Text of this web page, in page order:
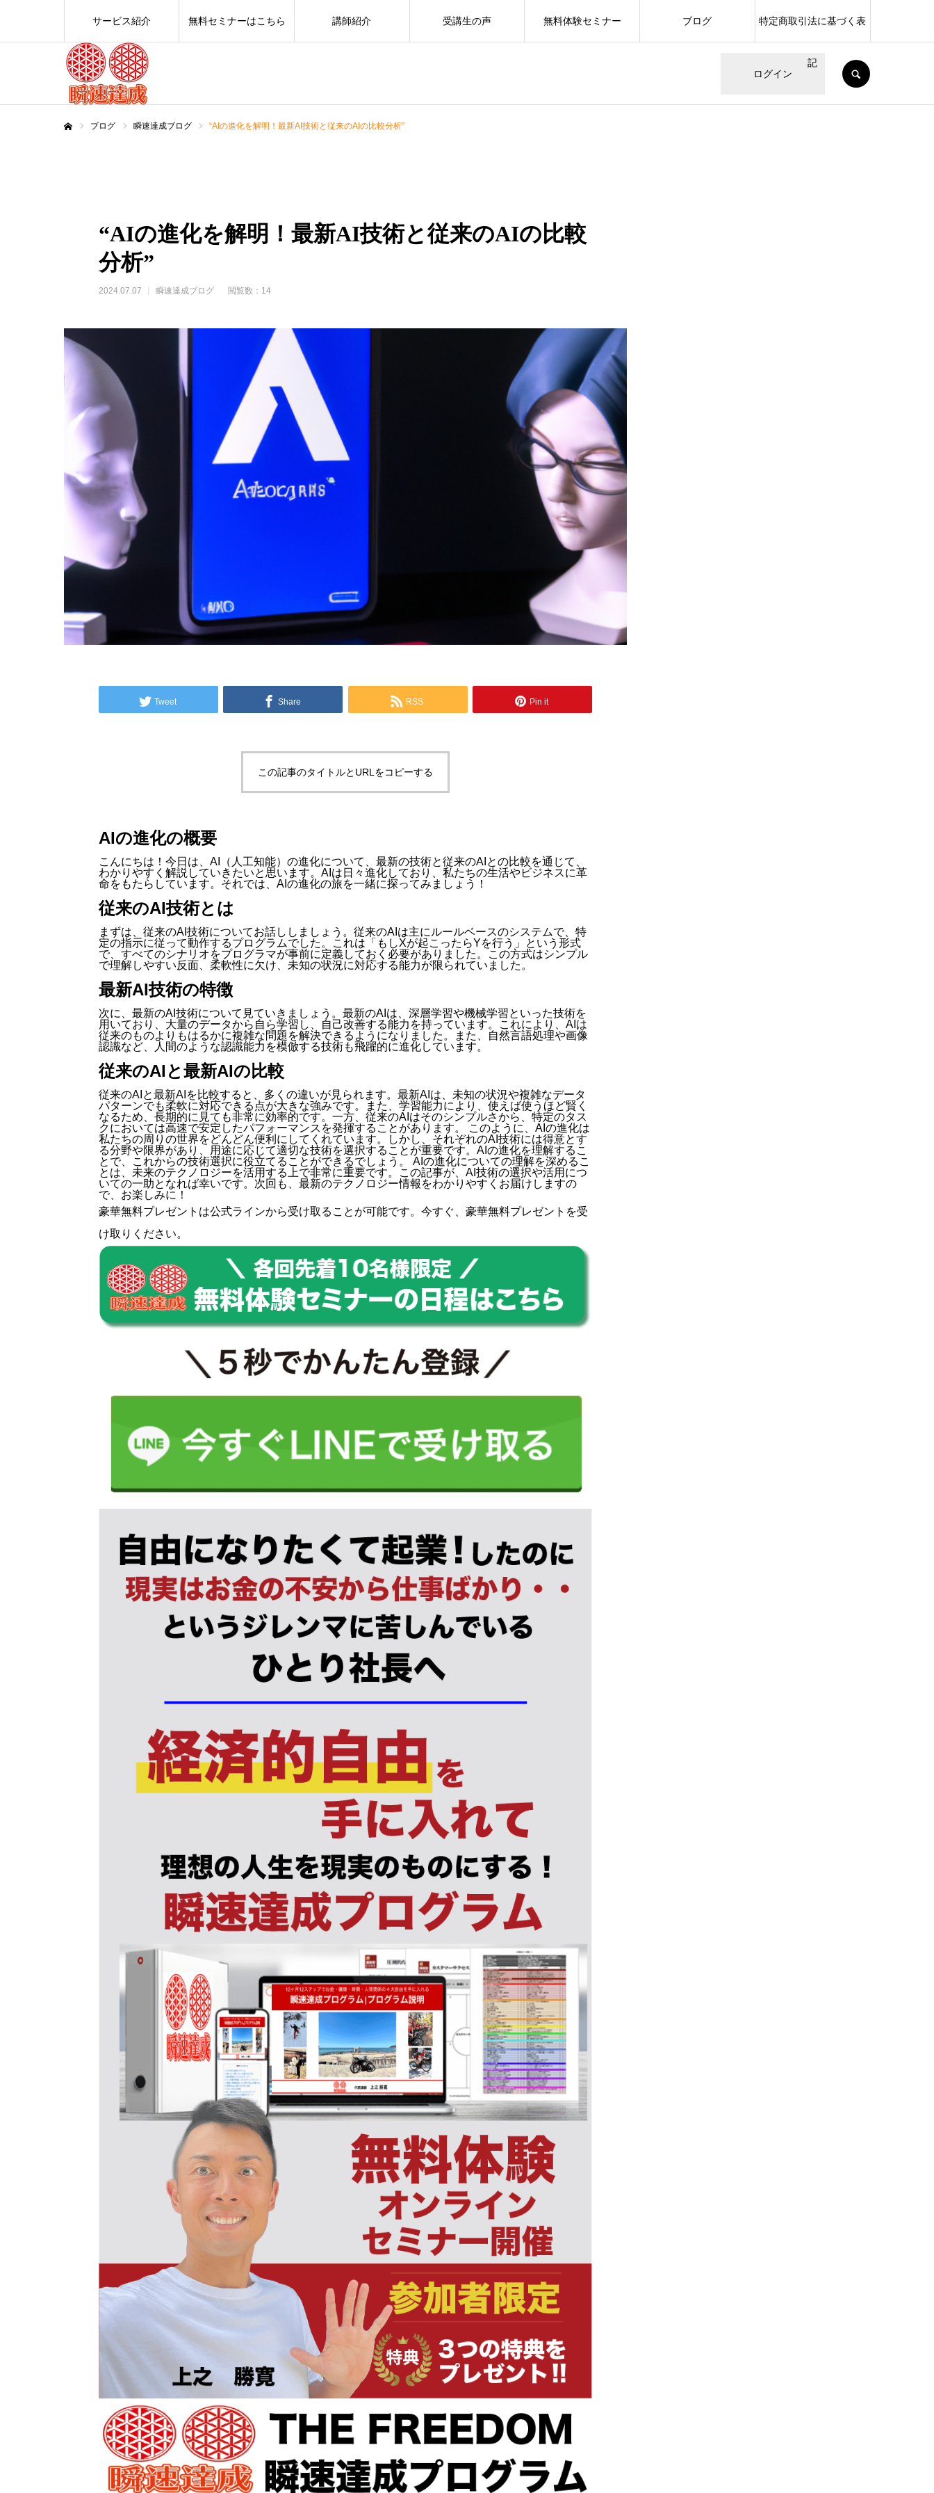
ログイン
サービス紹介 無料セミナーはこちら 講師紹介 受講生の声 無料体験セミナー ブログ 特定商取引法に基づく表
記
ブログ 瞬速達成ブログ “AIの進化を解明！最新AI技術と従来のAIの比較分析”
“AIの進化を解明！最新AI技術と従来のAIの比較
分析”
2024.07.07 瞬速達成ブログ 閲覧数：14
Tweet Share RSS Pin it
この記事のタイトルとURLをコピーする
AIの進化の概要
こんにちは！今日は、AI（人工知能）の進化について、最新の技術と従来のAIとの比較を通じて、
わかりやすく解説していきたいと思います。AIは日々進化しており、私たちの生活やビジネスに革
命をもたらしています。それでは、AIの進化の旅を一緒に探ってみましょう！
従来のAI技術とは
まずは、従来のAI技術についてお話ししましょう。従来のAIは主にルールベースのシステムで、特
定の指示に従って動作するプログラムでした。これは「もしXが起こったらYを行う」という形式
で、すべてのシナリオをプログラマが事前に定義しておく必要がありました。この方式はシンプル
で理解しやすい反面、柔軟性に欠け、未知の状況に対応する能力が限られていました。
最新AI技術の特徴
次に、最新のAI技術について見ていきましょう。最新のAIは、深層学習や機械学習といった技術を
用いており、大量のデータから自ら学習し、自己改善する能力を持っています。これにより、AIは
従来のものよりもはるかに複雑な問題を解決できるようになりました。また、自然言語処理や画像
認識など、人間のような認識能力を模倣する技術も飛躍的に進化しています。
従来のAIと最新AIの比較
従来のAIと最新AIを比較すると、多くの違いが見られます。最新AIは、未知の状況や複雑なデータ
パターンでも柔軟に対応できる点が大きな強みです。また、学習能力により、使えば使うほど賢く
なるため、長期的に見ても非常に効率的です。一方、従来のAIはそのシンプルさから、特定のタス
クにおいては高速で安定したパフォーマンスを発揮することがあります。 このように、AIの進化は
私たちの周りの世界をどんどん便利にしてくれています。しかし、それぞれのAI技術には得意とす
る分野や限界があり、用途に応じて適切な技術を選択することが重要です。AIの進化を理解するこ
とで、これからの技術選択に役立てることができるでしょう。 AIの進化についての理解を深めるこ
とは、未来のテクノロジーを活用する上で非常に重要です。この記事が、AI技術の選択や活用につ
いての一助となれば幸いです。次回も、最新のテクノロジー情報をわかりやすくお届けしますの
で、お楽しみに！
豪華無料プレゼントは公式ラインから受け取ることが可能です。今すぐ、豪華無料プレゼントを受
け取りください。